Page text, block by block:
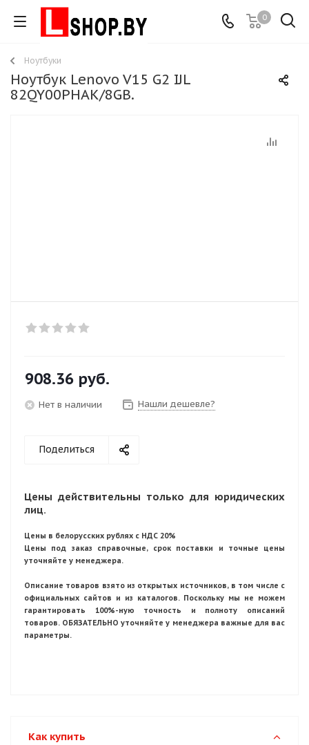
0
Ноутбуки
Ноутбук Lenovo V15 G2 IJL
82QY00PHAK/8GB.
908.36 руб.
Нет в наличии Нашли дешевле?
Поделиться
Цены действительны только для юридических
лиц.
Цены в белорусских рублях с НДС 20%
Цены под заказ справочные, срок поставки и точные цены
уточняйте у менеджера.
Описание товаров взято из открытых источников, в том числе с
официальных сайтов и из каталогов. Поскольку мы не можем
гарантировать 100%-ную точность и полноту описаний
товаров. ОБЯЗАТЕЛЬНО уточняйте у менеджера важные для вас
параметры.
Как купить